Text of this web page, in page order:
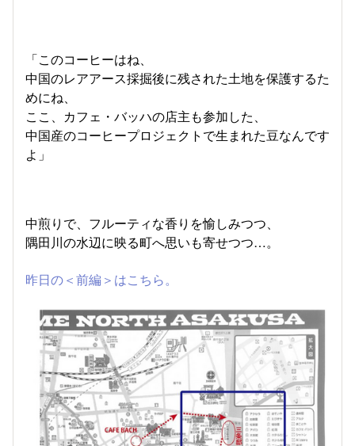
「このコーヒーはね、
中国のレアアース採掘後に残された土地を保護するた
めにね、
ここ、カフェ・バッハの店主も参加した、
中国産のコーヒープロジェクトで生まれた豆なんです
よ」
中煎りで、フルーティな香りを愉しみつつ、
隅田川の水辺に映る町へ思いも寄せつつ…。
昨日の＜前編＞はこちら。